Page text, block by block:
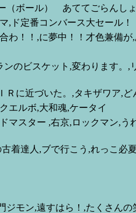
（ボール） あててごらんし
,ド定番コンバース大セール！
わ！！,に夢中！！才色兼備が
ンのビスケット,変わります
Ｒに近づいた。,タキザワア,
エルボ,大和魂,ケータイ
マスター ,右京,ロックマン,
着達人,ブで行こう,れっこ必
ジモン,遠すはら！,たくさん